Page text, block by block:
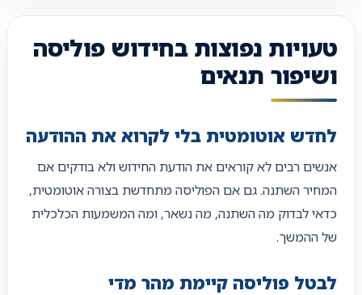
טעויות נפוצות בחידוש פוליסה
ושיפור תנאים
לחדש אוטומטית בלי לקרוא את ההודעה
אנשים רבים לא קוראים את הודעת החידוש ולא בודקים אם
המחיר השתנה. גם אם הפוליסה מתחדשת בצורה אוטומטית,
כדאי לבדוק מה השתנה, מה נשאר, ומה המשמעות הכלכלית
של ההמשך.
לבטל פוליסה קיימת מהר מדי